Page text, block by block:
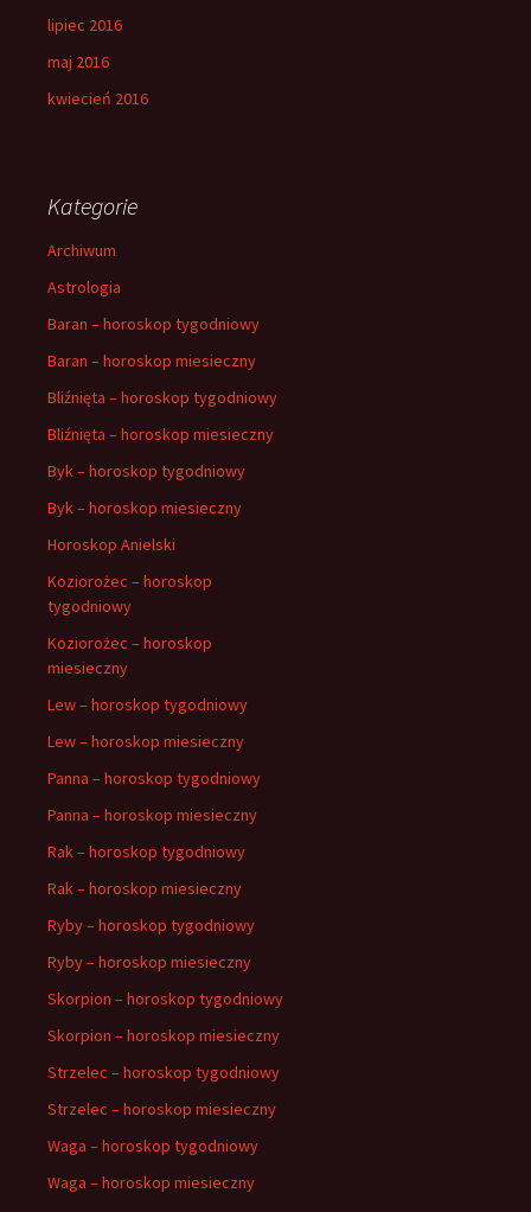
lipiec 2016
maj 2016
kwiecień 2016
Kategorie
Archiwum
Astrologia
Baran – horoskop tygodniowy
Baran – horoskop miesieczny
Bliźnięta – horoskop tygodniowy
Bliźnięta – horoskop miesieczny
Byk – horoskop tygodniowy
Byk – horoskop miesieczny
Horoskop Anielski
Koziorożec – horoskop
tygodniowy
Koziorożec – horoskop
miesieczny
Lew – horoskop tygodniowy
Lew – horoskop miesieczny
Panna – horoskop tygodniowy
Panna – horoskop miesieczny
Rak – horoskop tygodniowy
Rak – horoskop miesieczny
Ryby – horoskop tygodniowy
Ryby – horoskop miesieczny
Skorpion – horoskop tygodniowy
Skorpion – horoskop miesieczny
Strzelec – horoskop tygodniowy
Strzelec – horoskop miesieczny
Waga – horoskop tygodniowy
Waga – horoskop miesieczny